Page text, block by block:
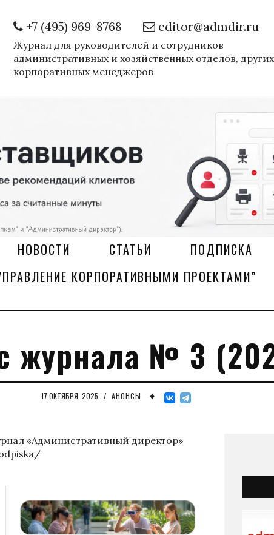
+7 (495) 969-8768 editor@admdir.ru
Журнал для руководителей и сотрудников
административных и хозяйственных отделов, других
корпоративных менеджеров
НОВОСТИ СТАТЬИ ПОДПИСКА
КОРПОРАТИВНЫМИ ПРОЕКТАМИ”
журнала № 3
17 ОКТЯБРЯ, 2025 / АНОНСЫ ♦
«Административный директор»